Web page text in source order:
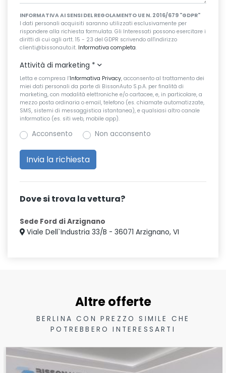
INFORMATIVA AI SENSI DEL REGOLAMENTO UE N. 2016/679 "GDPR"
I dati personali acquisiti saranno utilizzati esclusivamente per
rispondere alla richiesta formulata. Gli Interessati possono esercitare i
diritti di cui agli artt. 15 - 23 del GDPR scrivendo all'indirizzo
clienti@bissonauto.it. Informativa completa.
Attività di marketing *
Letta e compresa l’Informativa Privacy, acconsento al trattamento dei
miei dati personali da parte di BissonAuto S.p.A. per finalità di
marketing, con modalità elettroniche e/o cartacee, e, in particolare, a
mezzo posta ordinaria o email, telefono (es. chiamate automatizzate,
SMS, sistemi di messaggistica istantanea), e qualsiasi altro canale
informatico (es. siti web, mobile app).
Acconsento Non acconsento
Dove si trova la vettura?
Sede Ford di Arzignano
Viale Dell`Industria 33/B - 36071 Arzignano, VI
Altre offerte
BERLINA CON PREZZO SIMILE CHE
POTREBBERO INTERESSARTI